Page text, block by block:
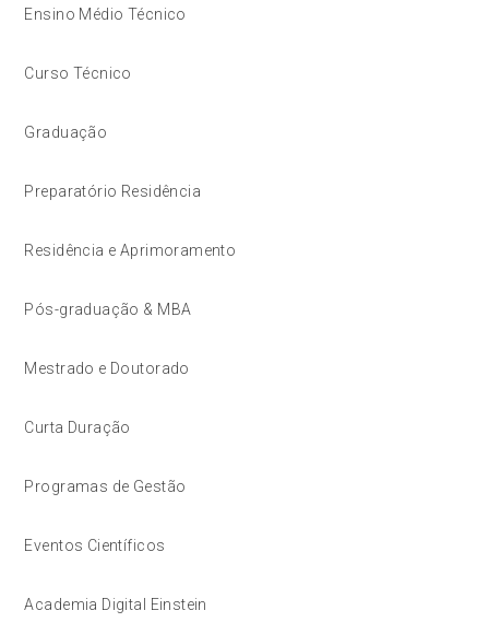
Ensino Médio Técnico
Curso Técnico
Graduação
Preparatório Residência
Residência e Aprimoramento
Pós-graduação & MBA
Mestrado e Doutorado
Curta Duração
Programas de Gestão
Eventos Científicos
Academia Digital Einstein